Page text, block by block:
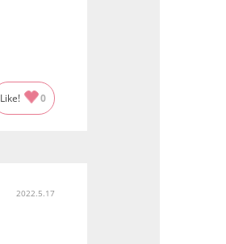
Like! 0
2022.5.17